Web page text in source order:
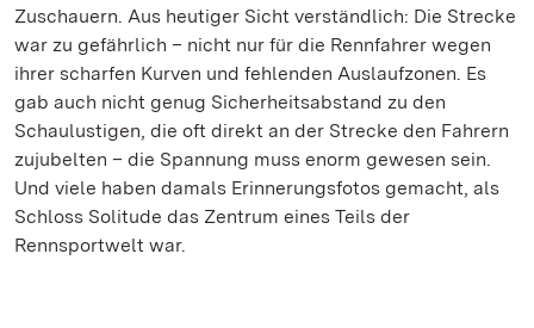
Zuschauern. Aus heutiger Sicht verständlich: Die Strecke
war zu gefährlich – nicht nur für die Rennfahrer wegen
ihrer scharfen Kurven und fehlenden Auslaufzonen. Es
gab auch nicht genug Sicherheitsabstand zu den
Schaulustigen, die oft direkt an der Strecke den Fahrern
zujubelten – die Spannung muss enorm gewesen sein.
Und viele haben damals Erinnerungsfotos gemacht, als
Schloss Solitude das Zentrum eines Teils der
Rennsportwelt war.